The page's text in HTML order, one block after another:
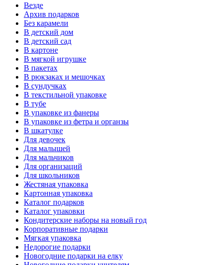
Везде
Архив подарков
Без карамели
В детский дом
В детский сад
В картоне
В мягкой игрушке
В пакетах
В рюкзаках и мешочках
В сундучках
В текстильной упаковке
В тубе
В упаковке из фанеры
В упаковке из фетра и органзы
В шкатулке
Для девочек
Для малышей
Для мальчиков
Для организаций
Для школьников
Жестяная упаковка
Картонная упаковка
Каталог подарков
Каталог упаковки
Кондитерские наборы на новый год
Корпоративные подарки
Мягкая упаковка
Недорогие подарки
Новогодние подарки на елку